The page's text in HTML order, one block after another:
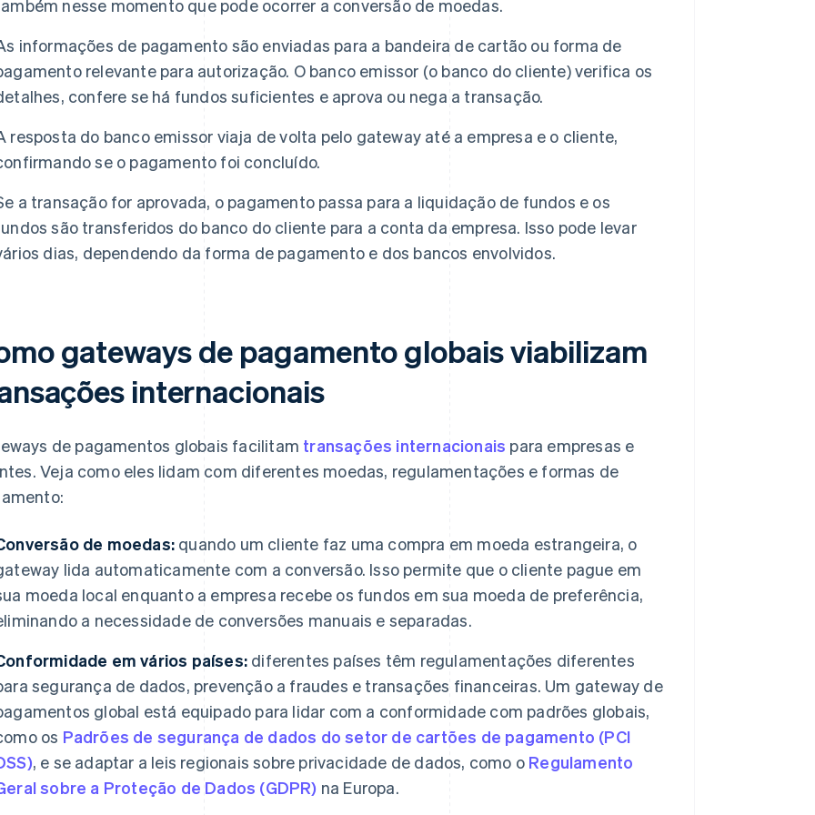
nesse momento que pode ocorrer a conversão de moedas.
informações de pagamento são enviadas para a bandeira de cartão ou forma de
relevante para autorização. O banco emissor (o banco do cliente) verifica os
confere se há fundos suficientes e aprova ou nega a transação.
resposta do banco emissor viaja de volta pelo gateway até a empresa e o cliente,
se o pagamento foi concluído.
a transação for aprovada, o pagamento passa para a liquidação de fundos e os
são transferidos do banco do cliente para a conta da empresa. Isso pode levar
dias, dependendo da forma de pagamento e dos bancos envolvidos.
gateways de pagamento globais viabilizam
internacionais
de pagamentos globais facilitam transações internacionais para empresas e
Veja como eles lidam com diferentes moedas, regulamentações e formas de
de moedas: quando um cliente faz uma compra em moeda estrangeira, o
lida automaticamente com a conversão. Isso permite que o cliente pague em
moeda local enquanto a empresa recebe os fundos em sua moeda de preferência,
a necessidade de conversões manuais e separadas.
em vários países: diferentes países têm regulamentações diferentes
segurança de dados, prevenção a fraudes e transações financeiras. Um gateway de
global está equipado para lidar com a conformidade com padrões globais,
os Padrões de segurança de dados do setor de cartões de pagamento (PCI
, e se adaptar a leis regionais sobre privacidade de dados, como o Regulamento
sobre a Proteção de Dados (GDPR) na Europa.